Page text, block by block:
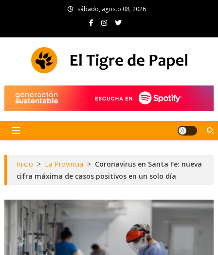
sábado, agosto 08, 2026
Inicio > La Provincia > Coronavirus en Santa Fe: nueva
cifra máxima de casos positivos en un solo día